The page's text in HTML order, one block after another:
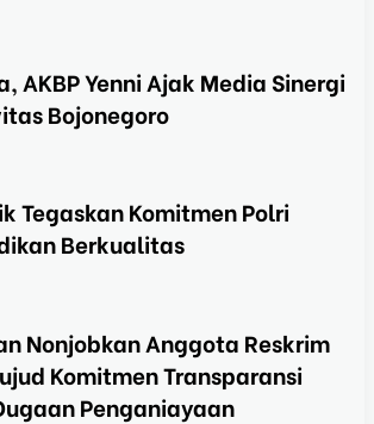
AKBP Yenni Ajak Media Sinergi
Bojonegoro
Tegaskan Komitmen Polri
Berkualitas
Nonjobkan Anggota Reskrim
Komitmen Transparansi
Penganiayaan